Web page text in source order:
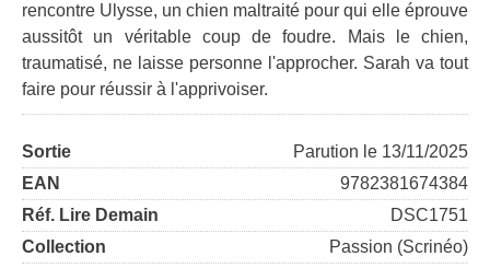
rencontre Ulysse, un chien maltraité pour qui elle éprouve
aussitôt un véritable coup de foudre. Mais le chien,
traumatisé, ne laisse personne l'approcher. Sarah va tout
faire pour réussir à l'apprivoiser.
Sortie
Parution le 13/11/2025
EAN
9782381674384
Réf. Lire Demain
DSC1751
Collection
Passion (Scrinéo)